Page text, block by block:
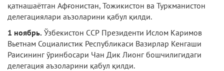
қатнашаётган Аф­ғонистан, Тожикистон ва Туркманистон
делегациялари аъзоларини қабул қилди.
1 ноябрь. Ўзбекистон ССР Президенти Ислом Каримов
Вьетнам Социалистик Республикаси Вазирлар Кенгаши
Раисининг ўринбосари Чан Дик Лионг бошчилигидаги
делегация аъзоларини қабул қилди.